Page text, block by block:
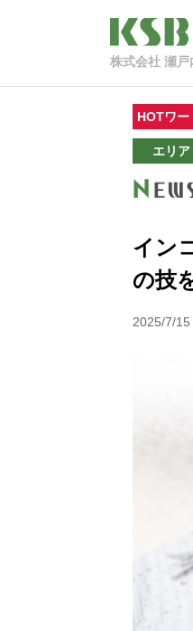
株式会社 瀬戸
HOTワー
エリア
イン
の技
2025/7/15